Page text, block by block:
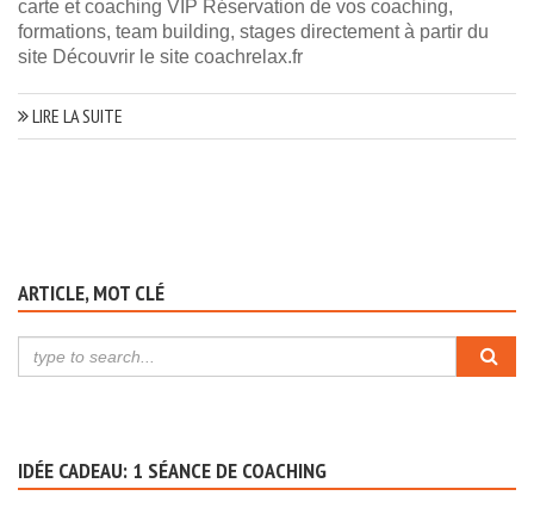
carte et coaching VIP Réservation de vos coaching,
formations, team building, stages directement à partir du
site Découvrir le site coachrelax.fr
LIRE LA SUITE
ARTICLE, MOT CLÉ
IDÉE CADEAU: 1 SÉANCE DE COACHING